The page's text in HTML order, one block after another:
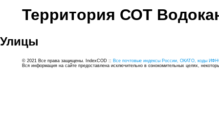
Территория СОТ
Улицы
© 2021 Все права защищены. IndexCOD :: Все почтовые индексы России, ОКАТО, коды
Вся информация на сайте предоставлена исключительно в ознокомительных целях,